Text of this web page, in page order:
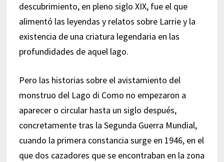
descubrimiento, en pleno siglo XIX, fue el que
alimentó las leyendas y relatos sobre Larrie y la
existencia de una criatura legendaria en las
profundidades de aquel lago.
Pero las historias sobre el avistamiento del
monstruo del Lago di Como no empezaron a
aparecer o circular hasta un siglo después,
concretamente tras la Segunda Guerra Mundial,
cuando la primera constancia surge en 1946, en el
que dos cazadores que se encontraban en la zona